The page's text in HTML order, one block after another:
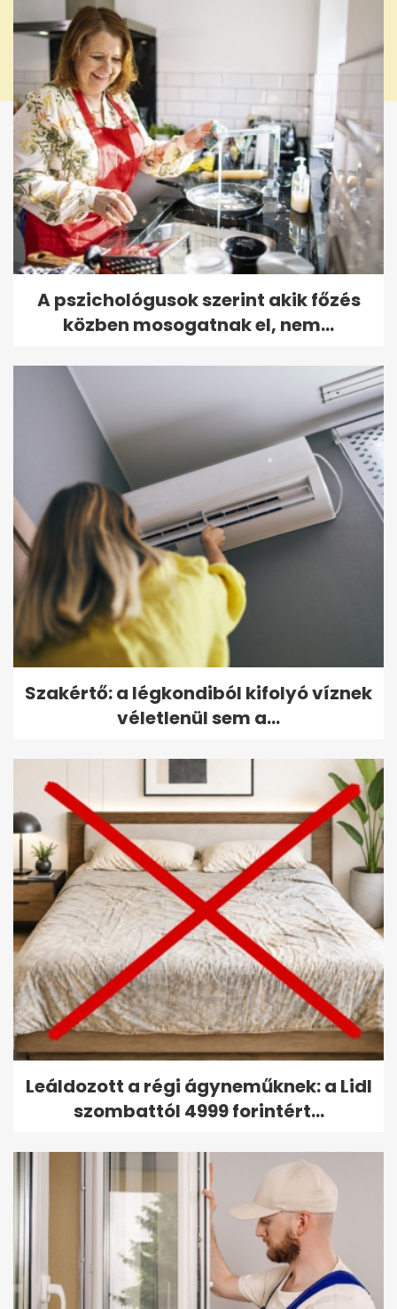
A pszichológusok szerint akik főzés
közben mosogatnak el, nem...
Szakértő: a légkondiból kifolyó víznek
véletlenül sem a...
Leáldozott a régi ágyneműknek: a Lidl
szombattól 4999 forintért...